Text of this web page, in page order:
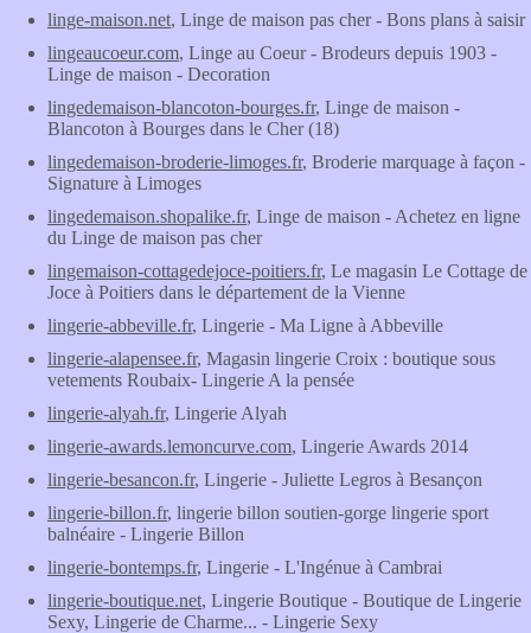
linge-maison.net, Linge de maison pas cher - Bons plans à saisir
lingeaucoeur.com, Linge au Coeur - Brodeurs depuis 1903 -
Linge de maison - Decoration
lingedemaison-blancoton-bourges.fr, Linge de maison -
Blancoton à Bourges dans le Cher (18)
lingedemaison-broderie-limoges.fr, Broderie marquage à façon -
Signature à Limoges
lingedemaison.shopalike.fr, Linge de maison - Achetez en ligne
du Linge de maison pas cher
lingemaison-cottagedejoce-poitiers.fr, Le magasin Le Cottage de
Joce à Poitiers dans le département de la Vienne
lingerie-abbeville.fr, Lingerie - Ma Ligne à Abbeville
lingerie-alapensee.fr, Magasin lingerie Croix : boutique sous
vetements Roubaix- Lingerie A la pensée
lingerie-alyah.fr, Lingerie Alyah
lingerie-awards.lemoncurve.com, Lingerie Awards 2014
lingerie-besancon.fr, Lingerie - Juliette Legros à Besançon
lingerie-billon.fr, lingerie billon soutien-gorge lingerie sport
balnéaire - Lingerie Billon
lingerie-bontemps.fr, Lingerie - L'Ingénue à Cambrai
lingerie-boutique.net, Lingerie Boutique - Boutique de Lingerie
Sexy, Lingerie de Charme... - Lingerie Sexy